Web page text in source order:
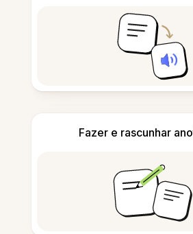
Fazer e rascunhar